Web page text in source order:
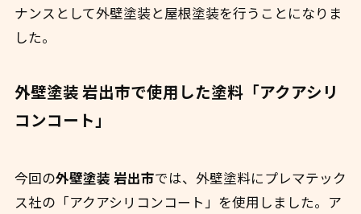
ナンスとして外壁塗装と屋根塗装を行うことになりま
した。
外壁塗装 岩出市で使用した塗料「アクアシリ
コンコート」
今回の外壁塗装 岩出市では、外壁塗料にプレマテック
ス社の「アクアシリコンコート」を使用しました。ア